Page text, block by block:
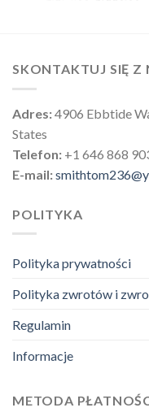
SKONTAKTUJ SIĘ Z
Adres:4906 Ebbtide
States
Telefon: +1 646 868
E-mail:
POLITYKA
Polityka prywatności
Polityka zwrotów i
Regulamin
Informacje
METODA